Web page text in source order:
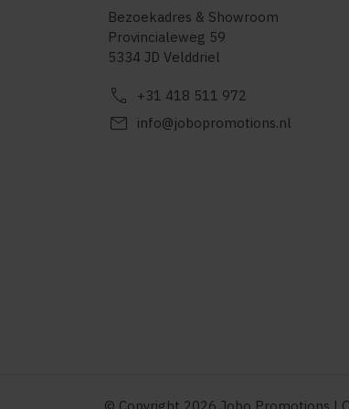
Bezoekadres & Showroom
Provincialeweg 59
5334 JD Velddriel
call +31 418 511 972
mail info@jobopromotions.nl
© Copyright 2026 Jobo Promotions |